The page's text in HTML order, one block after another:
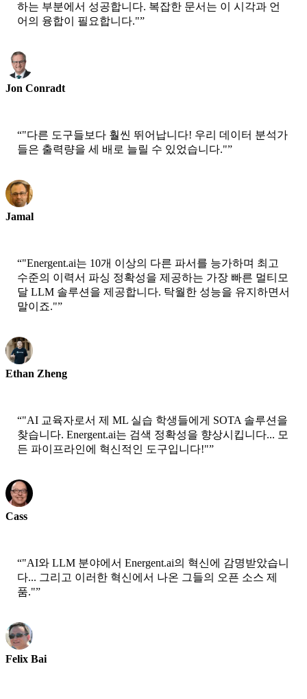
하는 부분에서 성공합니다. 복잡한 문서는 이 시각과 언
어의 융합이 필요합니다."”
Jon Conradt
“"다른 도구들보다 훨씬 뛰어납니다! 우리 데이터 분석가
들은 출력량을 세 배로 늘릴 수 있었습니다."”
Jamal
“"Energent.ai는 10개 이상의 다른 파서를 능가하며 최고
수준의 이력서 파싱 정확성을 제공하는 가장 빠른 멀티모
달 LLM 솔루션을 제공합니다. 탁월한 성능을 유지하면서
말이죠."”
Ethan Zheng
“"AI 교육자로서 제 ML 실습 학생들에게 SOTA 솔루션을
찾습니다. Energent.ai는 검색 정확성을 향상시킵니다... 모
든 파이프라인에 혁신적인 도구입니다!"”
Cass
“"AI와 LLM 분야에서 Energent.ai의 혁신에 감명받았습니
다... 그리고 이러한 혁신에서 나온 그들의 오픈 소스 제
품."”
Felix Bai